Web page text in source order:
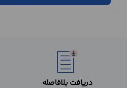
دریافت بلافاصله